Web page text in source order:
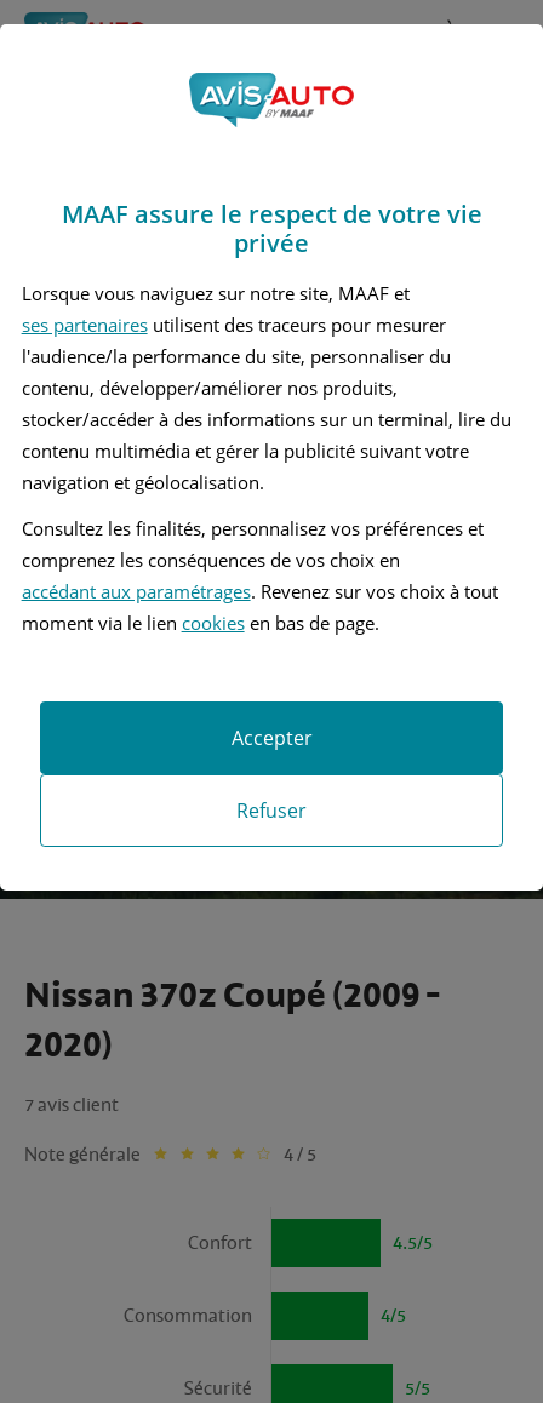
Rechercher À propos
Obtenir un devis d'assurance auto MAAF
Avis Nissan 370z Coupé
(2009 - 2020)
Recherche d'un véhicule
Comparer deux véhicules
Recherche
Recherche avancée
Nissan 370z Coupé (2009 -
2020)
7 avis client
Note générale 4 / 5
4.5/5
Confort
4/5
Consommation
5/5
Sécurité
MAAF assure le respect de votre vie
privée
Lorsque vous naviguez sur notre site, MAAF et
ses partenairesutilisent des traceurs pour mesurer
l'audience/la performance du site, personnaliser du
contenu, développer/améliorer nos produits,
stocker/accéder à des informations sur un terminal, lire du
contenu multimédia et gérer la publicité suivant votre
navigation et géolocalisation.
Consultez les finalités, personnalisez vos préférences et
comprenez les conséquences de vos choix en
accédant aux paramétrages. Revenez sur vos choix à tout
moment via le lien cookiesen bas de page.
Refuser
Accepter